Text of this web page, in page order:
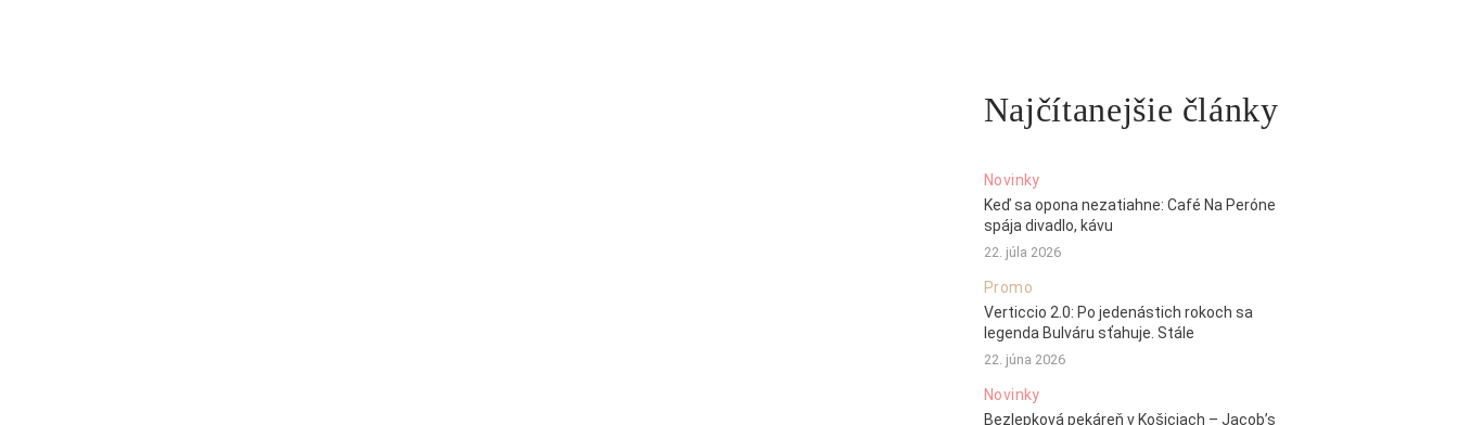
Najčítanejšie články
Novinky
Keď sa opona nezatiahne: Café Na Peróne
spája divadlo, kávu
22. júla 2026
Promo
Verticcio 2.0: Po jedenástich rokoch sa
legenda Bulváru sťahuje. Stále
22. júna 2026
Novinky
Bezlepková pekáreň v Košiciach – Jacob’s